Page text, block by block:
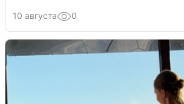
10 августа 0